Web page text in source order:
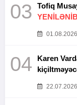
03
YENİLƏNİB
01.08.2026
04
Karen
22.07.2026